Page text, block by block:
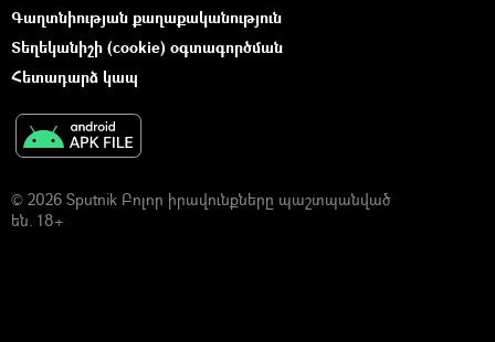
Գաղտնիության քաղաքականություն
Տեղեկանիշի (cookie) օգտագործման
Հետադարձ կապ
© 2026 Sputnik Բոլոր իրավունքները պաշտպանված
են. 18+